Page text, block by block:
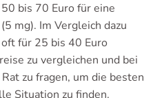
bis 70 Euro für eine
mg). Im Vergleich dazu
für 25 bis 40 Euro
zu vergleichen und bei
zu fragen, um die besten
Situation zu finden.